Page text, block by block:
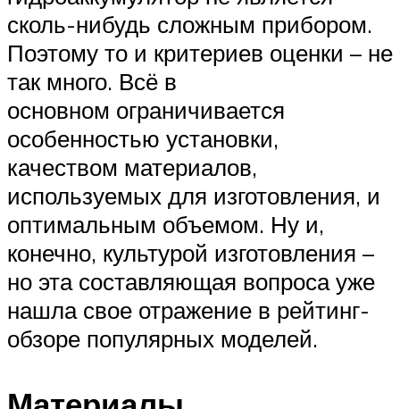
сколь-нибудь сложным прибором.
Поэтому то и критериев оценки – не
так много. Всё в
основном ограничивается
особенностью установки,
качеством материалов,
используемых для изготовления, и
оптимальным объемом. Ну и,
конечно, культурой изготовления –
но эта составляющая вопроса уже
нашла свое отражение в рейтинг-
обзоре популярных моделей.